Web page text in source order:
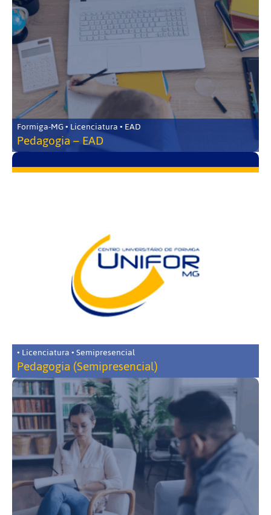
Formiga-MG • Licenciatura • EAD
Pedagogia – EAD
• Licenciatura • Semipresencial
Pedagogia (Semipresencial)